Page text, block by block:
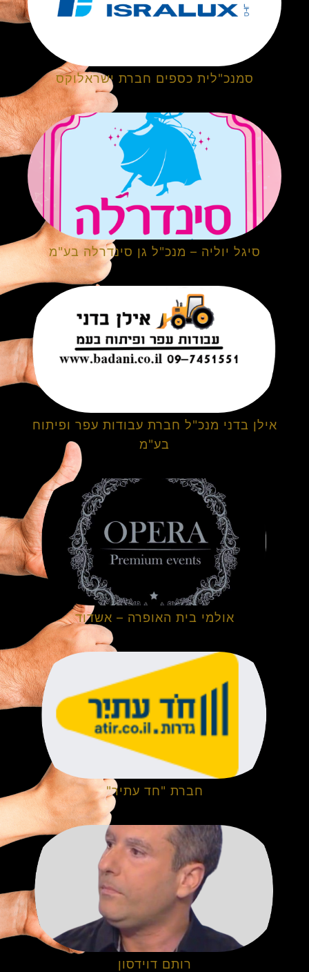
סמנכ"לית כספים חברת ישראלוקס
סיגל יוליה – מנכ"ל גן סינדרלה בע"מ
אילן בדני מנכ"ל חברת עבודות עפר ופיתוח
בע"מ
אולמי בית האופרה – אשדוד
חברת "חד עתיר"
רותם דוידסון